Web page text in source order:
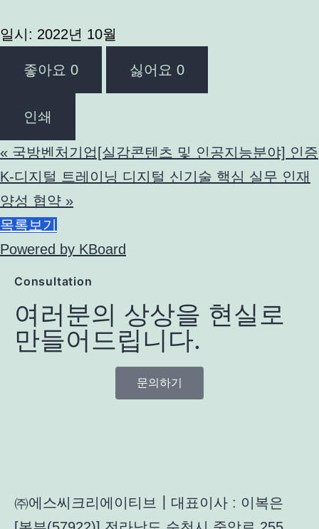
일시: 2022년 10월
좋아요 0 싫어요 0
인쇄
« 국방벤처기업[실감콘텐츠 및 인공지능분야] 인증
K-디지털 트레이닝 디지털 신기술 핵심 실무 인재
양성 협약 »
목록보기
Powered by KBoard
Consultation
여러분의 상상을 현실로
만들어드립니다.
문의하기
㈜에스씨크리에이티브┃대표이사 : 이복은